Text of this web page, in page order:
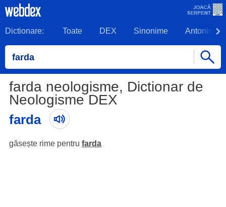
Dictionare: Toate DEX Sinonime Antonime
farda neologisme, Dictionar de
Neologisme DEX
farda
găsește rime pentru farda